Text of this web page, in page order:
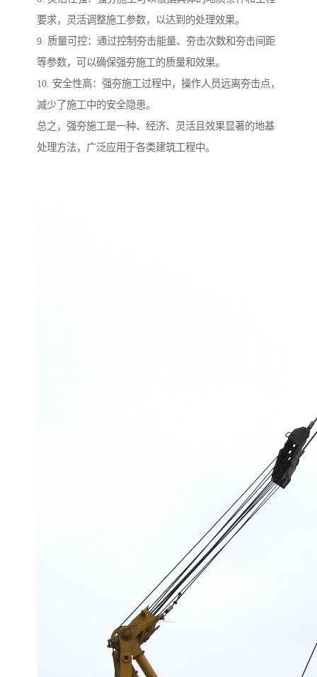
要求，灵活调整施工参数，以达到的处理效果。
9. 质量可控：通过控制夯击能量、夯击次数和夯击间距
等参数，可以确保强夯施工的质量和效果。
10. 安全性高：强夯施工过程中，操作人员远离夯击点，
减少了施工中的安全隐患。
总之，强夯施工是一种、经济、灵活且效果显著的地基
处理方法，广泛应用于各类建筑工程中。